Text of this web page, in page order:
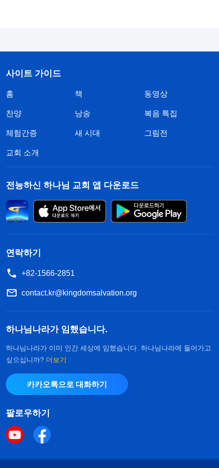
나님 집의 사람이겠느냐? 이런 자는 이방인이지, 하
나님 집의 사람이 아니다. 하나님은 이런 자들을 하
나도 인정하지 않는다. 네가 본분을 이행할 때 진심
을 이행할 때 정말 공을 들였느냐? 진지하게 대한 적
자신의 본연의 일로 보고 임했느냐? 이러한 일들을
열심히 반성하고 인식하면 본분 이행에 존재하는 문
제를 해결하기 쉽다. 이는 자신의 생명 진입에 도움
이 되는 일이다. 본분을 이행할 때 늘 책임을 지지 않
고 문제를 발견하고도 리더 일꾼에게 보고하지 않으
며, 스스로 진리를 구해 해결하지도 않는다면, 항상
살아가면서 일말의 충성심도 없이 건성으로 본분을
이행한다면, 책망과 훈계가 닥쳤을 때 진리를 전혀
받아들이지 않는다면, 이렇게 본분을 이행하면 몹시
위험하다. 이런 자는 힘쓰는 자에 속한다. 힘쓰는 자
는 하나님 집의 사람이 아니라 고용인, 임시직이니
사역이 끝날 때 도태될 것이며, 자연스럽게 재난 속
에 떨어질 것이다. 하나님 집의 사람은 다르다. 그는
돈을 벌기 위해서, 혹은 힘을 들이고 복을 받기 위해
서 본분을 이행하는 것이 아니다. 그는 ‘나는 하나님
집의 사람이야. 하나님 집의 일은 내 일이고, 하나님
사이트 가이드
홈 책 동영상
찬양 낭송 복음 특집
체험간증 새 시대 그림전
교회 소개
전능하신 하나님 교회 앱 다운로드
연락하기
+82-1566-2851
contact.kr@kingdomsalvation.org
하나님나라가 임했습니다.
하나님나라가 이미 인간 세상에 임했습니다. 하나님나라에 들어가고
싶으십니까? 더보기
카카오톡으로 대화하기
팔로우하기